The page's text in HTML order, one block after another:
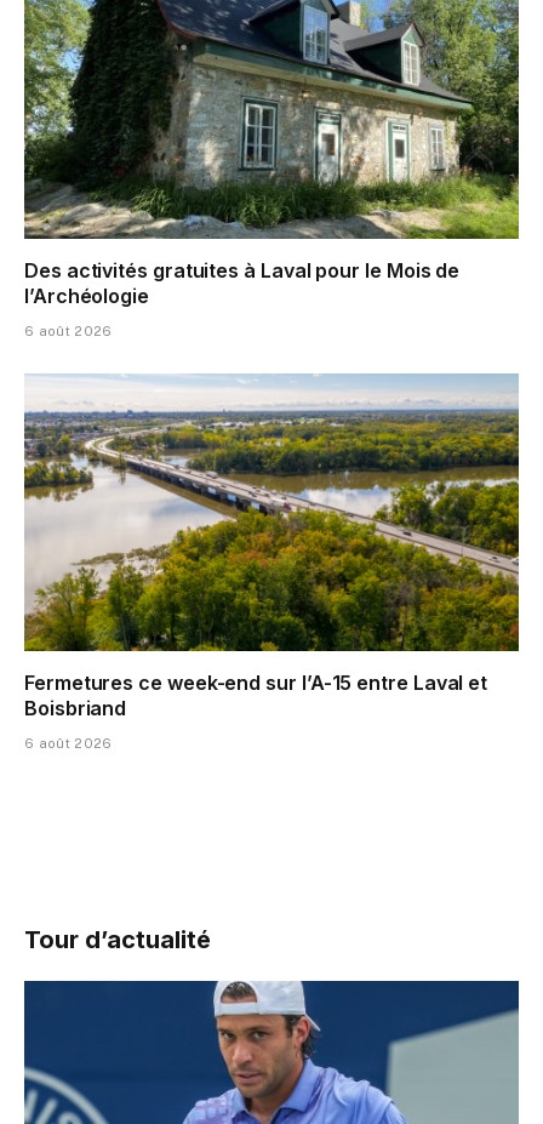
Des activités gratuites à Laval pour le Mois de
l’Archéologie
6 août 2026
Fermetures ce week-end sur l’A-15 entre Laval et
Boisbriand
6 août 2026
Tour d’actualité